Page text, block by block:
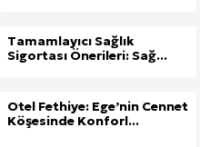
Tamamlayıcı Sağlık
Sigortası Önerileri: Sağ...
Otel Fethiye: Ege’nin Cennet
Köşesinde Konforl...